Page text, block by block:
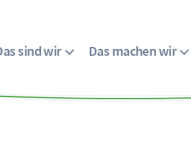
sind wir Das machen wir